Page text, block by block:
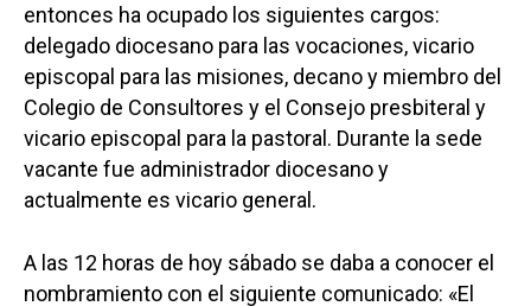
entonces ha ocupado los siguientes cargos:
delegado diocesano para las vocaciones, vicario
episcopal para las misiones, decano y miembro del
Colegio de Consultores y el Consejo presbiteral y
vicario episcopal para la pastoral. Durante la sede
vacante fue administrador diocesano y
actualmente es vicario general.
A las 12 horas de hoy sábado se daba a conocer el
nombramiento con el siguiente comunicado: «El